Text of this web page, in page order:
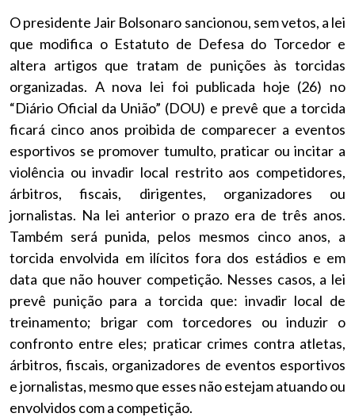
O presidente Jair Bolsonaro sancionou, sem vetos, a lei
que modifica o Estatuto de Defesa do Torcedor e
altera artigos que tratam de punições às torcidas
organizadas. A nova lei foi publicada hoje (26) no
“Diário Oficial da União” (DOU) e prevê que a torcida
ficará cinco anos proibida de comparecer a eventos
esportivos se promover tumulto, praticar ou incitar a
violência ou invadir local restrito aos competidores,
árbitros, fiscais, dirigentes, organizadores ou
jornalistas. Na lei anterior o prazo era de três anos.
Também será punida, pelos mesmos cinco anos, a
torcida envolvida em ilícitos fora dos estádios e em
data que não houver competição. Nesses casos, a lei
prevê punição para a torcida que: invadir local de
treinamento; brigar com torcedores ou induzir o
confronto entre eles; praticar crimes contra atletas,
árbitros, fiscais, organizadores de eventos esportivos
e jornalistas, mesmo que esses não estejam atuando ou
envolvidos com a competição.